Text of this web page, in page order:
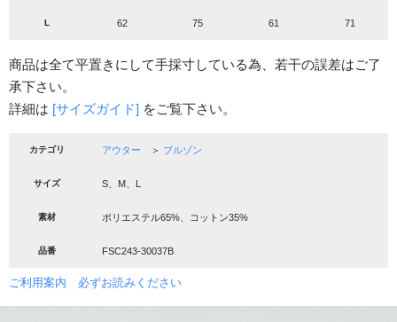
L 62 75 61 71
商品は全て平置きにして手採寸している為、若干の誤差はご了
承下さい。
詳細は [サイズガイド] をご覧下さい。
カテゴリ アウター ＞ ブルゾン
サイズ S、M、L
素材 ポリエステル65%、コットン35%
品番 FSC243-30037B
ご利用案内 必ずお読みください